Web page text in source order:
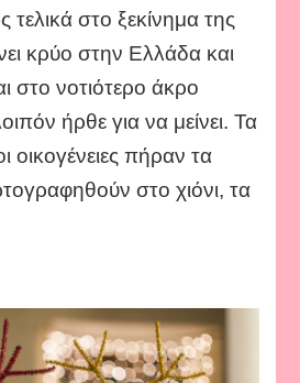
τελικά στο ξεκίνημα της
κρύο στην Ελλάδα και
στο νοτιότερο άκρο
ήρθε για να μείνει. Τα
οικογένειες πήραν τα
στο χιόνι, τα